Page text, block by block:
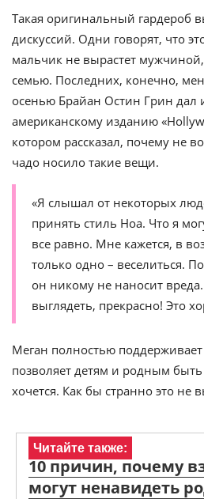
Такая оригинальный гардероб
дискуссий. Одни говорят, что
мальчик не вырастет
семью. Последних, конечно,
осенью Брайан Остин Грин дал
американскому изданию
котором рассказал, почему не
чадо носило такие вещи.
«Я слышал от некоторых
принять стиль Ноа. Что я
все равно. Мне кажется, в
только одно – веселиться.
он никому не наносит вреда.
выглядеть, прекрасно! Это
Меган полностью
позволяет детям и родным
хочется. Как бы странно это не
Читайте также:
10 причин, почему
могут ненавидеть